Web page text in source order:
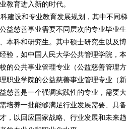
教育进入新的时代。
建设和专业教育发展规划，其中不同梯
益慈善事业需要不同层次的专业毕业生
本科和研究生。其中硕士研究生以及博
验，如中国人民大学公共管理学院，本
的公共事业管理专业（公益慈善管理方
职业学院的公益慈善事业管理专业（新
慈善是一个强调实践性的专业，需要大
培养一批能够满足行业发展需要、具备
，以回应国家战略、行业发展和未来趋